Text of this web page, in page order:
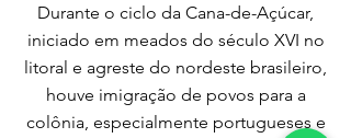
Durante o ciclo da Cana-de-Açúcar,
iniciado em meados do século XVI no
litoral e agreste do nordeste brasileiro,
houve imigração de povos para a
colônia, especialmente portugueses e